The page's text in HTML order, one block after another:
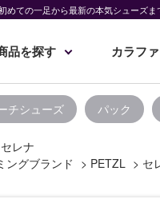
ての一足から最新の本気シューズま
品を探す カラフ
チシューズ パック
セレナ
ングブランド > PETZL > セ